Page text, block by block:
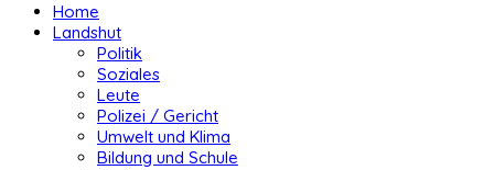
Home
Landshut
Politik
Soziales
Leute
Polizei / Gericht
Umwelt und Klima
Bildung und Schule